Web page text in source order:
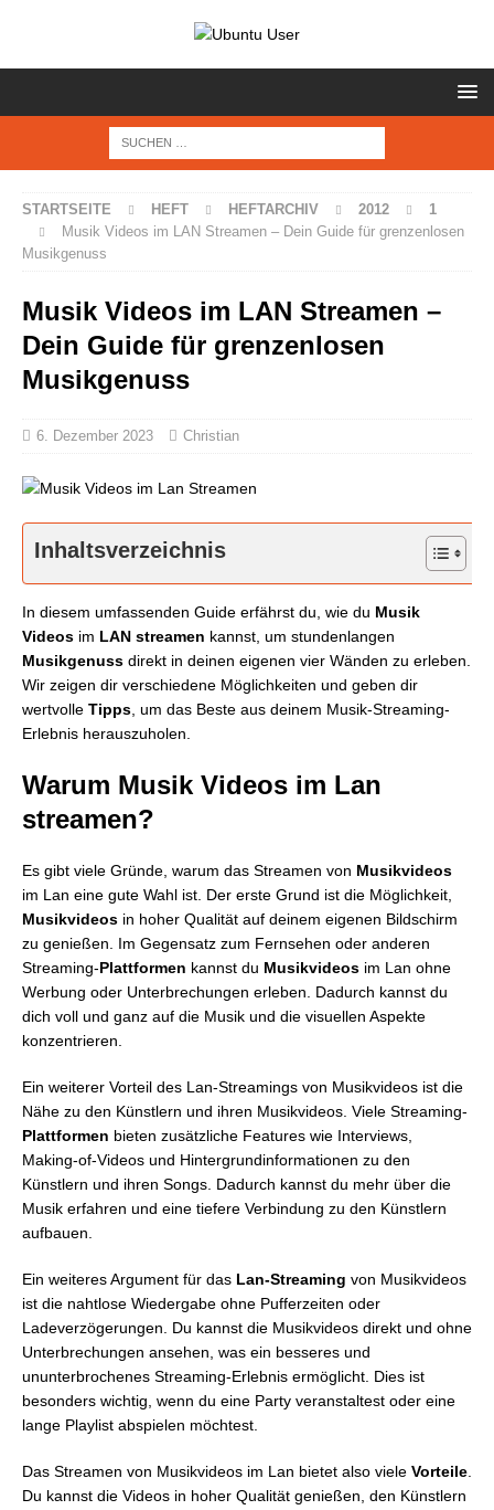
STARTSEITE HEFT HEFTARCHIV 2012
1
Musik Videos im LAN Streamen – Dein Guide für grenzenlosen
Musikgenuss
Musik Videos im LAN Streamen –
Dein Guide für grenzenlosen
Musikgenuss
6. Dezember 2023 Christian
Inhaltsverzeichnis
In diesem umfassenden Guide erfährst du, wie du Musik
Videos im LAN streamen kannst, um stundenlangen
Musikgenuss direkt in deinen eigenen vier Wänden zu erleben.
Wir zeigen dir verschiedene Möglichkeiten und geben dir
wertvolle Tipps , um das Beste aus deinem Musik-Streaming-
Erlebnis herauszuholen.
Warum Musik Videos im Lan
streamen?
Es gibt viele Gründe, warum das Streamen von Musikvideos
im Lan eine gute Wahl ist. Der erste Grund ist die Möglichkeit,
Musikvideos in hoher Qualität auf deinem eigenen Bildschirm
zu genießen. Im Gegensatz zum Fernsehen oder anderen
Streaming-Plattformen kannst du Musikvideos im Lan ohne
Werbung oder Unterbrechungen erleben. Dadurch kannst du
dich voll und ganz auf die Musik und die visuellen Aspekte
konzentrieren.
Ein weiterer Vorteil des Lan-Streamings von Musikvideos ist die
Nähe zu den Künstlern und ihren Musikvideos. Viele Streaming-
Plattformen bieten zusätzliche Features wie Interviews,
Making-of-Videos und Hintergrundinformationen zu den
Künstlern und ihren Songs. Dadurch kannst du mehr über die
Musik erfahren und eine tiefere Verbindung zu den Künstlern
aufbauen.
Ein weiteres Argument für das Lan-Streaming von Musikvideos
ist die nahtlose Wiedergabe ohne Pufferzeiten oder
Ladeverzögerungen. Du kannst die Musikvideos direkt und ohne
Unterbrechungen ansehen, was ein besseres und
ununterbrochenes Streaming-Erlebnis ermöglicht. Dies ist
besonders wichtig, wenn du eine Party veranstaltest oder eine
lange Playlist abspielen möchtest.
Das Streamen von Musikvideos im Lan bietet also viele Vorteile
Du kannst die Videos in hoher Qualität genießen, den Künstlern